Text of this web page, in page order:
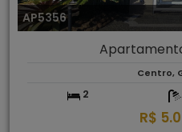
AP5356
Centro,
2
R$